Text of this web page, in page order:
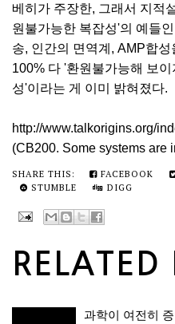
베히가 주장한, 그래서 지적
원불가능한 복잡성'의 예들
송, 인간의 면역계, AMP합
100% 다 '환원불가능해 보
성'이라는 게 이미 밝혀졌다.
http://www.talkorigins.org/
(CB200. Some systems are
SHARE THIS: FACEBOOK
STUMBLE
DIGG
RELATED
과학이 여전히